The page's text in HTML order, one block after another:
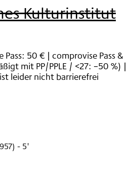
Kulturinstitut
50 € | comprovise Pass &
mit PP/PPLE / <27: –50 %) |
leider nicht barrierefrei
) - 5'